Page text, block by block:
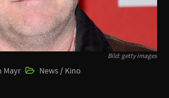
Bild: getty images
Mayr News / Kino